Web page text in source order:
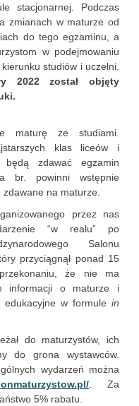
stacjonarnej. Podczas
zmianach w maturze od
do tego egzaminu, a
w podejmowaniu
studiów i uczelni.
2022 został objęty
maturę ze studiami.
klas liceów i
zdawać egzamin
br. powinni wstępnie
na maturze.
przez nas
“w realu” po
Salonu
przyciągnął ponad 15
że nie ma
informacji o maturze i
w formule in
do maturzystów, ich
do grona wystawców.
wydarzeń można
. Za
5% rabatu.